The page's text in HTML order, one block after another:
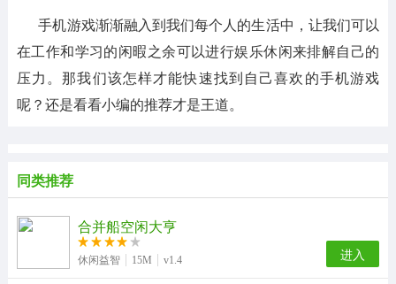
手机游戏渐渐融入到我们每个人的生活中，让我们可以
在工作和学习的闲暇之余可以进行娱乐休闲来排解自己的
压力。那我们该怎样才能快速找到自己喜欢的手机游戏
呢？还是看看小编的推荐才是王道。
同类推荐
合并船空闲大亨
休闲益智 15M v1.4 进入